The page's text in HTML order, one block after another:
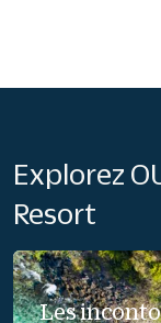
Explorez OUTRIGGER Surin Beach
Resort
Les